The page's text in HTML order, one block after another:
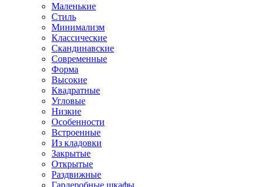
Маленькие
Стиль
Минимализм
Классические
Скандинавские
Современные
Форма
Высокие
Квадратные
Угловые
Низкие
Особенности
Встроенные
Из кладовки
Закрытые
Открытые
Раздвижные
Гардеробные шкафы